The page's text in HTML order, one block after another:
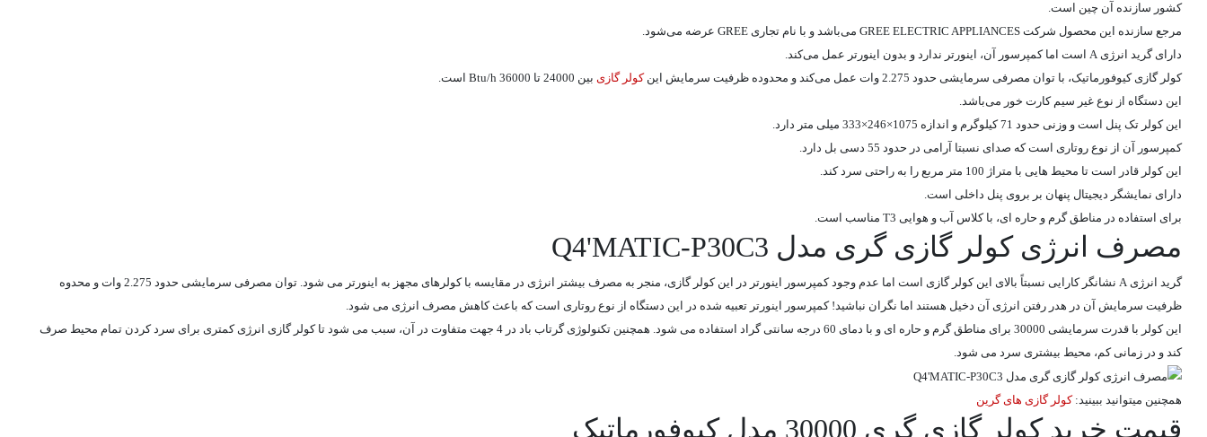
کشور سازنده آن چین است.
مرجع سازنده این محصول شرکت GREE ELECTRIC APPLIANCES می‌باشد و با نام تجاری GREE عرضه می‌شود.
دارای گرید انرژی A است اما کمپرسور آن، اینورتر ندارد و بدون اینورتر عمل می‌کند.
کولر گازی کیوفورماتیک، با توان مصرفی سرمایشی حدود 2.275 وات عمل می‌کند و محدوده ظرفیت سرمایش این
کولر گازی بین 24000 تا 36000 Btu/h است.
این دستگاه از نوع غیر سیم کارت خور می‌باشد.
این کولر تک پنل است و وزنی حدود 71 کیلوگرم و اندازه
1075×246×333 میلی‌ متر دارد.
کمپرسور آن از نوع روتاری است که صدای نسبتا آرامی در حدود 55 دسی بل دارد.
این کولر قادر است تا محیط هایی با متراژ 100 متر مربع را به راحتی سرد کند.
دارای نمایشگر دیجیتال پنهان بر بروی پنل داخلی است.
برای استفاده در مناطق گرم و حاره ای، با کلاس آب و هوایی T3 مناسب است.
مصرف انرژی کولر گازی گری مدل Q4'MATIC-P30C3
گرید انرژی A نشانگر کارایی نسبتاً بالای این کولر گازی است اما عدم وجود کمپرسور اینورتر در این کولر گازی، منجر به مصرف بیشتر انرژی در مقایسه با کولرهای مجهز به اینورتر می شود. توان مصرفی سرمایشی حدود 2.275 وات و محدوه
ظرفیت سرمایش آن در هدر رفتن انرژی آن دخیل هستند اما نگران نباشید! کمپرسور اینورتر تعبیه شده در این دستگاه از نوع روتاری است که باعث کاهش مصرف انرژی می شود.
این کولر با قدرت سرمایشی 30000 برای مناطق گرم و حاره ای و با دمای 60 درجه سانتی گراد استفاده می شود. همچنین تکنولوژی گرتاب باد در 4 جهت متفاوت در آن، سبب می شود تا کولر گازی انرژی کمتری برای سرد کردن تمام محیط صرف
کند و در زمانی کم، محیط بیشتری سرد می شود.
همچنین میتوانید ببینید: کولر گازی های گرین
قیمت خرید کولر گازی گری 30000 مدل کیوفورماتیک